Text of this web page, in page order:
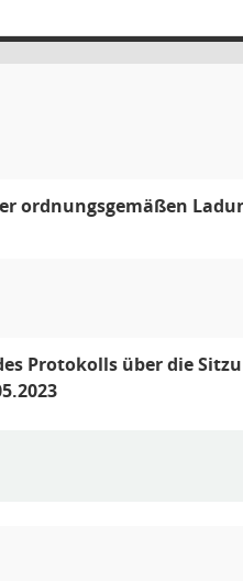
ordnungsgemäßen
Protokolls über die